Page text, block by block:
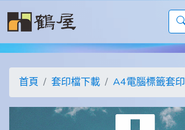
首頁 套印檔下載 A4電腦標籤套印